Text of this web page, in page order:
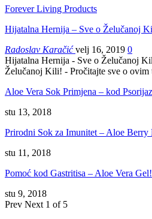
Forever Living Products
Hijatalna Hernija – Sve o Želučanoj
Radoslav Karačićvelj 16, 2019 0
Hijatalna Hernija - Sve o Želučanoj
Želučanoj Kili! - Pročitajte sve o
Aloe Vera Sok Primjena – kod
stu 13, 2018
Prirodni Sok za Imunitet – Aloe Berry
stu 11, 2018
Pomoć kod Gastritisa – Aloe Vera Gel!
stu 9, 2018
Prev Next 1 of 5